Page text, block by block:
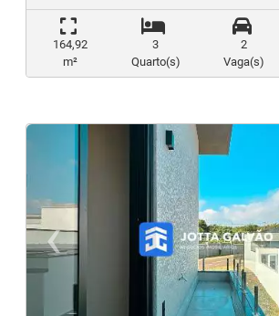
164,92
m²
3
Quarto(s)
2
Vaga(s)
‹
Previous